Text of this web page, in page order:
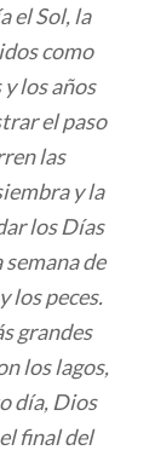
el Sol, la
como
los años
el paso
las
y la
los Días
de
los peces.
grandes
los lagos,
día, Dios
final del